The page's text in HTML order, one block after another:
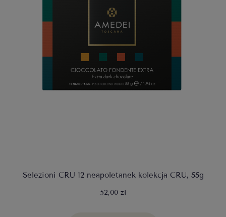
Selezioni CRU 12 neapoletanek kolekcja CRU, 55g
52,00 zł